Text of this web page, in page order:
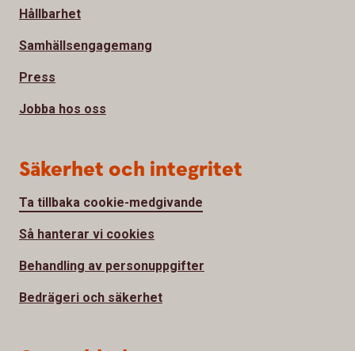
Hållbarhet
Samhällsengagemang
Press
Jobba hos oss
Säkerhet och integritet
Ta tillbaka cookie-medgivande
Så hanterar vi cookies
Behandling av personuppgifter
Bedrägeri och säkerhet